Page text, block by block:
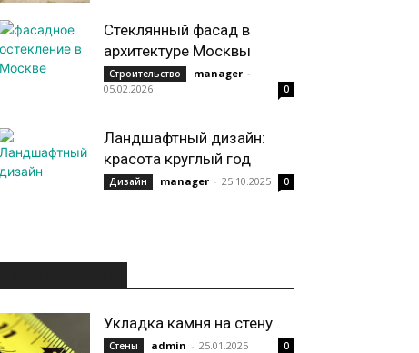
Стеклянный фасад в
архитектуре Москвы
Строительство manager -
05.02.2026
0
Ландшафтный дизайн:
красота круглый год
Дизайн manager - 25.10.2025 0
Укладка камня на стену
Стены admin - 25.01.2025 0